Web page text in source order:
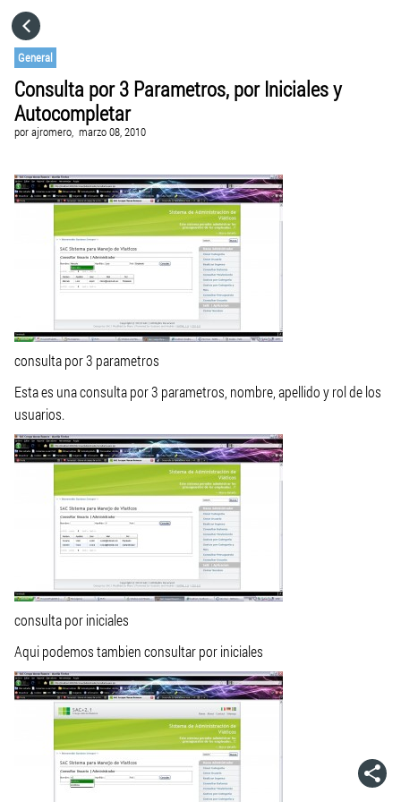
General
Consulta por 3 Parametros, por Iniciales y
Autocompletar
porajromero, marzo 08, 2010
consulta por 3 parametros
Esta es una consulta por 3 parametros, nombre, apellido y rol de los
usuarios.
consulta por iniciales
Aqui podemos tambien consultar por iniciales
CATEGORÍAS
VISITA EL SITIO WEB